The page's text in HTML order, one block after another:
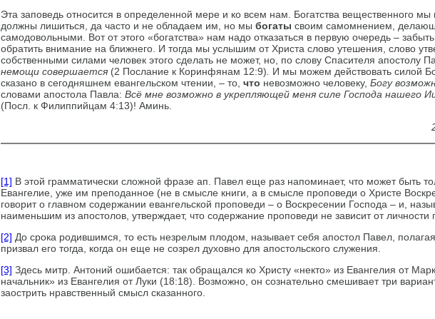
Эта заповедь относится в определенной мере и ко всем нам. Богатства вещественного мы
должны лишиться, да часто и не обладаем им, но мы богаты своим самомнением,
самодо­вольными. Вот от этого «богатства» нам надо отказаться в первую очередь –
обратить внимание на ближнего. И тогда мы услышим от Христа слово утешения, слово
собственными силами человек этого сделать не может, но, по слову Спасителя апостолу
немощи совершается (2 Послание к Коринфянам 12:9)
И мы можем действовать силой
сказано в сегодняшнем еван­гельском чтении, – то, что невозможно человеку, Богу
словами апостола Павла: Всё мне возможно в укрепляющей меня силе Господа нашего
(Посл. к Филиппийцам 4:13)! Аминь.
[1] В этой грамматически сложной фразе ап. Павел еще раз напоминает, что может быть
Евангелие, уже им преподанное (не в смысле книги, а в смысле проповеди о Христе
говорит о главном содержании евангельской проповеди – о Воскресении Господа – и,
наименьшим из апостолов, утверждает, что содержание проповеди не зависит от личности
[2] До срока родившимся, то есть незрелым плодом, называет себя апостол Павел,
призвал его тогда, когда он еще не созрел духовно для апостольского служения.
[3] Здесь митр. Антоний ошибается: так обращался ко Христу «некто» из Евангелия от
начальник» из Евангелия от Луки (18:18). Возможно, он сознательно смешивает три
заострить нравственный смысл сказанного.